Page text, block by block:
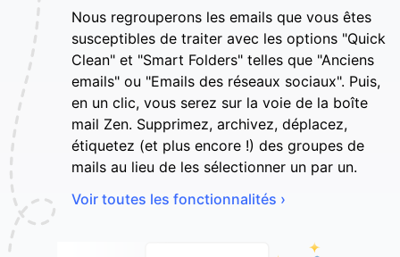
Nous regrouperons les emails que vous êtes
susceptibles de traiter avec les options "Quick
Clean" et "Smart Folders" telles que "Anciens
emails" ou "Emails des réseaux sociaux". Puis,
en un clic, vous serez sur la voie de la boîte
mail Zen. Supprimez, archivez, déplacez,
étiquetez (et plus encore !) des groupes de
mails au lieu de les sélectionner un par un.
Voir toutes les fonctionnalités ›